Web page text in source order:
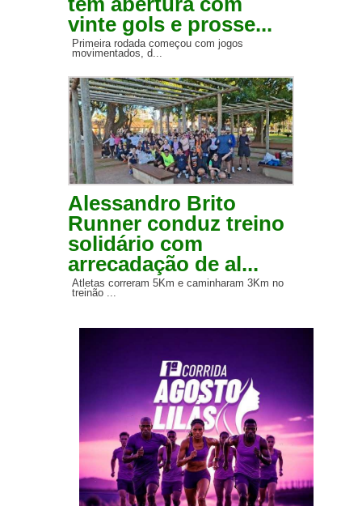
vinte gols e prosse...
Primeira rodada começou com jogos
movimentados, d...
Alessandro Brito
Runner conduz treino
solidário com
arrecadação de al...
Atletas correram 5Km e caminharam 3Km no
treinão ...